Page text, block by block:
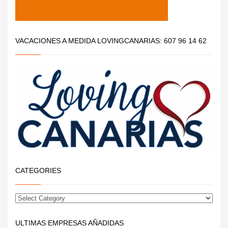
VACACIONES A MEDIDA LOVINGCANARIAS: 607 96 14 62
CATEGORIES
ULTIMAS EMPRESAS AÑADIDAS